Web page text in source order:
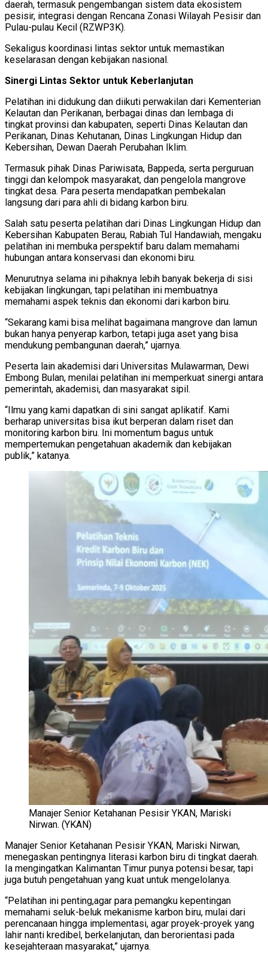
daerah, termasuk pengembangan sistem data ekosistem
pesisir, integrasi dengan Rencana Zonasi Wilayah Pesisir dan
Pulau-pulau Kecil (RZWP3K).
Sekaligus koordinasi lintas sektor untuk memastikan
keselarasan dengan kebijakan nasional.
Sinergi Lintas Sektor untuk Keberlanjutan
Pelatihan ini didukung dan diikuti perwakilan dari Kementerian
Kelautan dan Perikanan, berbagai dinas dan lembaga di
tingkat provinsi dan kabupaten, seperti Dinas Kelautan dan
Perikanan, Dinas Kehutanan, Dinas Lingkungan Hidup dan
Kebersihan, Dewan Daerah Perubahan Iklim.
Termasuk pihak Dinas Pariwisata, Bappeda, serta perguruan
tinggi dan kelompok masyarakat, dan pengelola mangrove
tingkat desa. Para peserta mendapatkan pembekalan
langsung dari para ahli di bidang karbon biru.
Salah satu peserta pelatihan dari Dinas Lingkungan Hidup dan
Kebersihan Kabupaten Berau, Rabiah Tul Handawiah, mengaku
pelatihan ini membuka perspektif baru dalam memahami
hubungan antara konservasi dan ekonomi biru.
Menurutnya selama ini pihaknya lebih banyak bekerja di sisi
kebijakan lingkungan, tapi pelatihan ini membuatnya
memahami aspek teknis dan ekonomi dari karbon biru.
“Sekarang kami bisa melihat bagaimana mangrove dan lamun
bukan hanya penyerap karbon, tetapi juga aset yang bisa
mendukung pembangunan daerah,” ujarnya.
Peserta lain akademisi dari Universitas Mulawarman, Dewi
Embong Bulan, menilai pelatihan ini memperkuat sinergi antara
pemerintah, akademisi, dan masyarakat sipil.
“Ilmu yang kami dapatkan di sini sangat aplikatif. Kami
berharap universitas bisa ikut berperan dalam riset dan
monitoring karbon biru. Ini momentum bagus untuk
mempertemukan pengetahuan akademik dan kebijakan
publik,” katanya.
Manajer Senior Ketahanan Pesisir YKAN, Mariski
Nirwan. (YKAN)
Manajer Senior Ketahanan Pesisir YKAN, Mariski Nirwan,
menegaskan pentingnya literasi karbon biru di tingkat daerah.
Ia mengingatkan Kalimantan Timur punya potensi besar, tapi
juga butuh pengetahuan yang kuat untuk mengelolanya.
“Pelatihan ini penting,agar para pemangku kepentingan
memahami seluk-beluk mekanisme karbon biru, mulai dari
perencanaan hingga implementasi, agar proyek-proyek yang
lahir nanti kredibel, berkelanjutan, dan berorientasi pada
kesejahteraan masyarakat,” ujarnya.